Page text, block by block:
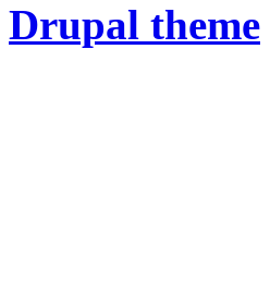
Drupal theme